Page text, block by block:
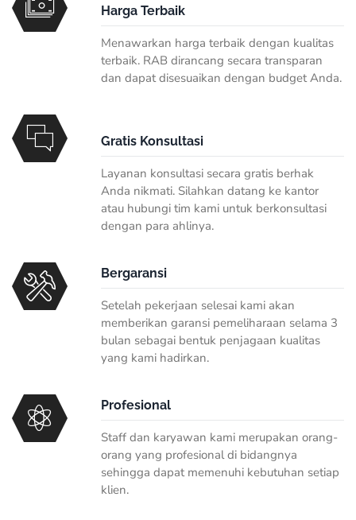
Harga Terbaik
Menawarkan harga terbaik dengan kualitas
terbaik. RAB dirancang secara transparan
dan dapat disesuaikan dengan budget Anda.
Gratis Konsultasi
Layanan konsultasi secara gratis berhak
Anda nikmati. Silahkan datang ke kantor
atau hubungi tim kami untuk berkonsultasi
dengan para ahlinya.
Bergaransi
Setelah pekerjaan selesai kami akan
memberikan garansi pemeliharaan selama 3
bulan sebagai bentuk penjagaan kualitas
yang kami hadirkan.
Profesional
Staff dan karyawan kami merupakan orang-
orang yang profesional di bidangnya
sehingga dapat memenuhi kebutuhan setiap
klien.